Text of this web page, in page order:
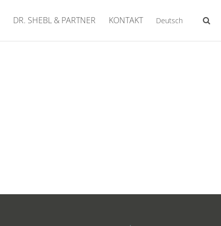
DR. SHEBL & PARTNER KONTAKT Deutsch